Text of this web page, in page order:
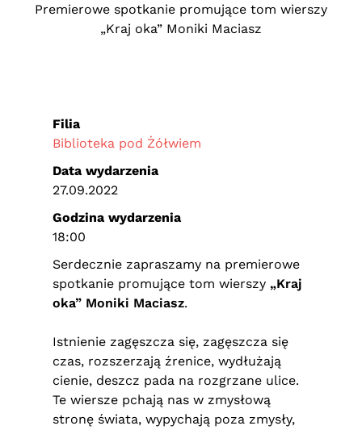
Premierowe spotkanie promujące tom wierszy
„Kraj oka” Moniki Maciasz
Serdecznie zapraszamy na premierowe
spotkanie promujące tom wierszy „Kraj
oka” Moniki Maciasz.
Istnienie zagęszcza się, zagęszcza się
czas, rozszerzają źrenice, wydłużają
cienie, deszcz pada na rozgrzane ulice.
Te wiersze pchają nas w zmysłową
stronę świata, wypychają poza zmysły,
Filia
Biblioteka pod Żółwiem
Data wydarzenia
27.09.2022
Godzina wydarzenia
18:00